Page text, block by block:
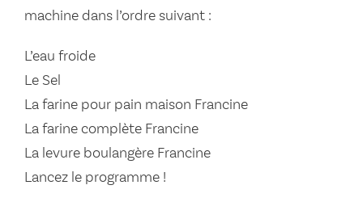
machine dans l’ordre suivant :
L’eau froide
Le Sel
La farine pour pain maison Francine
La farine complète Francine
La levure boulangère Francine
Lancez le programme !